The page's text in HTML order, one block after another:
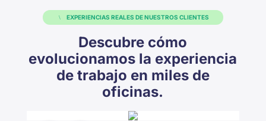
EXPERIENCIAS REALES DE NUESTROS CLIENTES
Descubre cómo
evolucionamos la experiencia
de trabajo en miles de
oficinas.